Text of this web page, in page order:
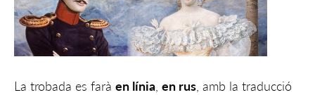
La trobada es farà en línia en rus , amb la traducció